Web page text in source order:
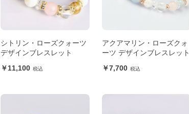
シトリン・ローズクォーツ
デザインブレスレット
11,100
アクアマリン・ローズクォ
ーツ デザインブレスレット
7,700